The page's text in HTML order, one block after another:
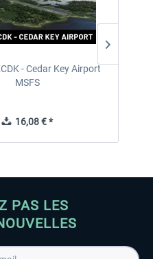
- Cedar Key Airport
MSFS
16,08 € *
PAS LES